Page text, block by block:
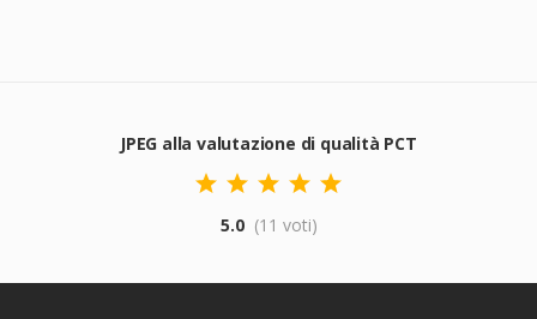
JPEG alla valutazione di qualità PCT
5.0 (11 voti)